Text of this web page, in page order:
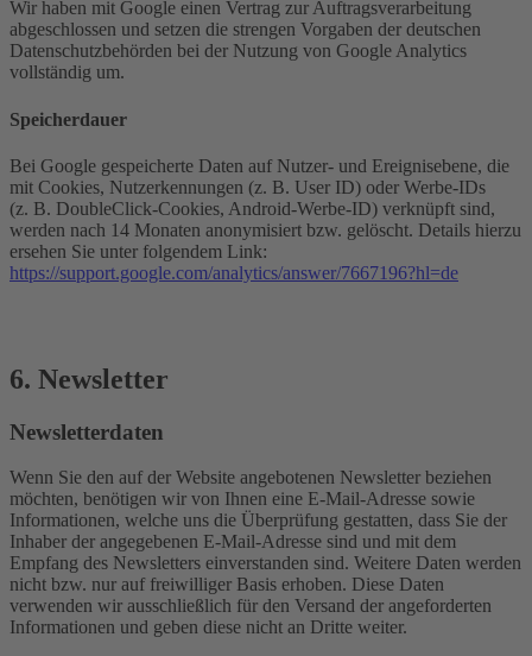
Wir haben mit Google einen Vertrag zur Auftragsverarbeitung
abgeschlossen und setzen die strengen Vorgaben der deutschen
Datenschutzbehörden bei der Nutzung von Google Analytics
vollständig um.
Speicherdauer
Bei Google gespeicherte Daten auf Nutzer- und Ereignisebene, die
mit Cookies, Nutzerkennungen (z. B. User ID) oder Werbe-IDs
(z. B. DoubleClick-Cookies, Android-Werbe-ID) verknüpft sind,
werden nach 14 Monaten anonymisiert bzw. gelöscht. Details hierzu
ersehen Sie unter folgendem Link:
https://support.google.com/analytics/answer/7667196?hl=de
6. Newsletter
Newsletter­daten
Wenn Sie den auf der Website angebotenen Newsletter beziehen
möchten, benötigen wir von Ihnen eine E-Mail-Adresse sowie
Informationen, welche uns die Überprüfung gestatten, dass Sie der
Inhaber der angegebenen E-Mail-Adresse sind und mit dem
Empfang des Newsletters einverstanden sind. Weitere Daten werden
nicht bzw. nur auf freiwilliger Basis erhoben. Diese Daten
verwenden wir ausschließlich für den Versand der angeforderten
Informationen und geben diese nicht an Dritte weiter.